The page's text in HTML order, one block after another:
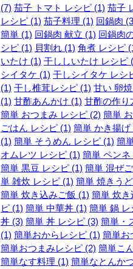
(7) 茄子 トマト レシピ (1) 茄子
レシピ (1) 茄子料理 (1) 回鍋肉
簡単 (1) 回鍋肉 献立 (1) 回鍋肉
シピ (1) 貝割れ (1) 角煮 レシピ
いたけ (1) 干ししいたけ レシピ
シイタケ (1) 干しシイタケ レシ
(1) 干し椎茸レシピ (1) 甘い 卵
(1) 甘酢あんかけ (1) 甘酢の作り
簡単 おつまみ レシピ (2) 簡単
ごはん レシピ (1) 簡単 かき揚げ
(1) 簡単 そうめん レシピ (1) 簡
オムレツ レシピ (1) 簡単 ペンネ
簡単 黒豆 レシピ (1) 簡単 混ぜ
単 雑炊 レシピ (1) 簡単 焼きう
簡単 炊き込みご飯 (1) 簡単 炊き
ピ (1) 簡単 中華丼 (1) 簡単 鍋 レ
丼 (3) 簡単 丼 レシピ (3) 簡単・
(1) 簡単おからレシピ (1) 簡単お
簡単おつまみレシピ (2) 簡単こ
簡単なす料理 (1) 簡単なとんか